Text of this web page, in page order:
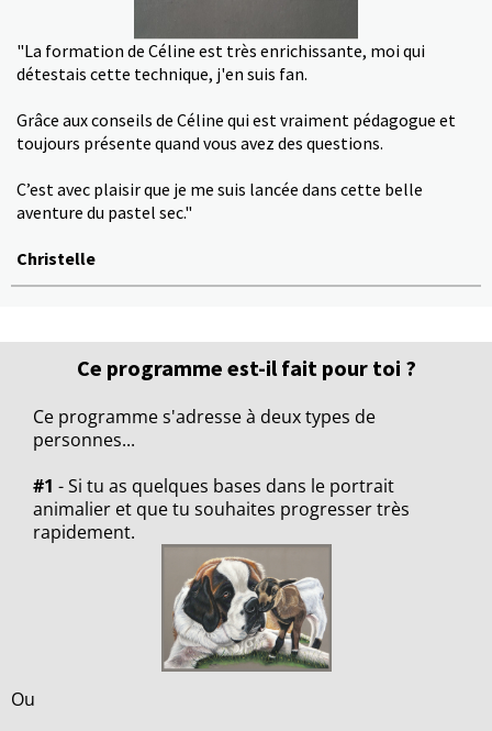
"La formation de Céline est très enrichissante, moi qui
détestais cette technique, j'en suis fan.
Grâce aux conseils de Céline qui est vraiment pédagogue et
toujours présente quand vous avez des questions.
C’est avec plaisir que je me suis lancée dans cette belle
aventure du pastel sec."
Christelle
Ce programme est-il fait pour toi ?
Ce programme s'adresse à deux types de
personnes...
#1 - Si tu as quelques bases dans le portrait
animalier et que tu souhaites progresser très
rapidement.
Ou